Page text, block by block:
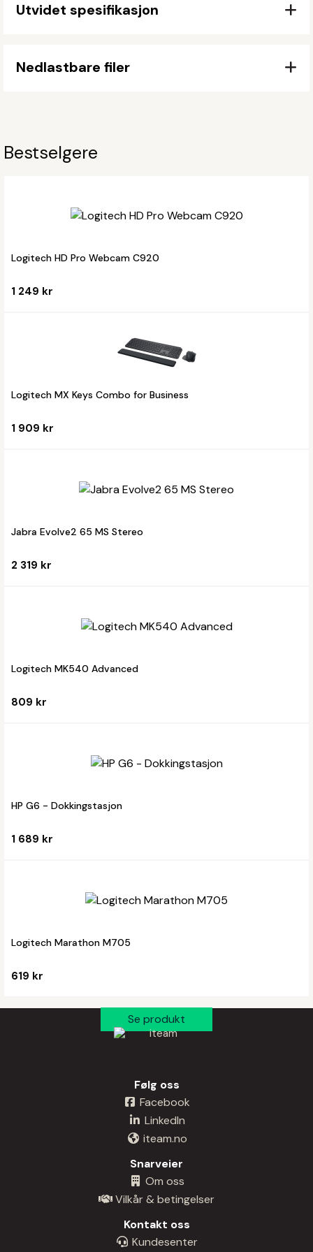
Utvidet spesifikasjon
Nedlastbare filer
Bestselgere
Logitech HD Pro Webcam C920
1 249 kr
Logitech MX Keys Combo for Business
1 909 kr
Jabra Evolve2 65 MS Stereo
2 319 kr
Logitech MK540 Advanced
809 kr
HP G6 - Dokkingstasjon
1 689 kr
Logitech Marathon M705
619 kr
Følg oss
Facebook
LinkedIn
iteam.no
Snarveier
Om oss
Vilkår & betingelser
Kontakt oss
Kundesenter